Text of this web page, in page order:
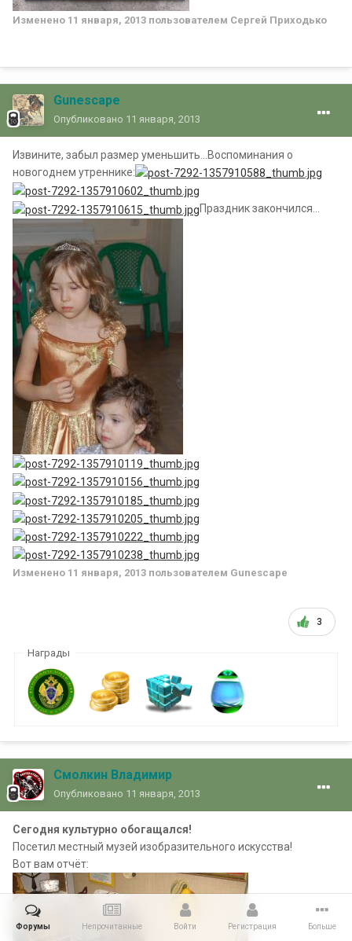
Изменено 11 января, 2013 пользователем Сергей Приходько
Gunescape
Опубликовано 11 января, 2013
Извините, забыл размер уменьшить...Воспоминания о
новогоднем утреннике:
Праздник закончился...
Изменено 11 января, 2013 пользователем Gunescape
3
Награды
Смолкин Владимир
Опубликовано 11 января, 2013
Сегодня культурно обогащался!
Посетил местный музей изобразительного искусства!
Вот вам отчёт:
Форумы Непрочитанные Войти Регистрация Больше